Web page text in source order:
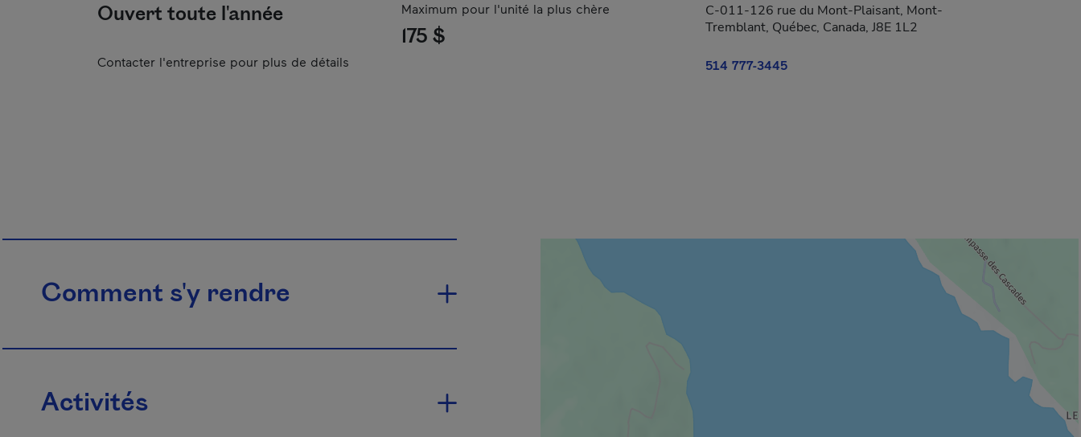
Ouvert toute l'année
Contacter l'entreprise pour plus de détails
Maximum pour l'unité la plus chère
175 $
C-011-126 rue du Mont-Plaisant, Mont-
Tremblant, Québec, Canada, J8E 1L2
514 777-3445
Comment s'y rendre
Activités